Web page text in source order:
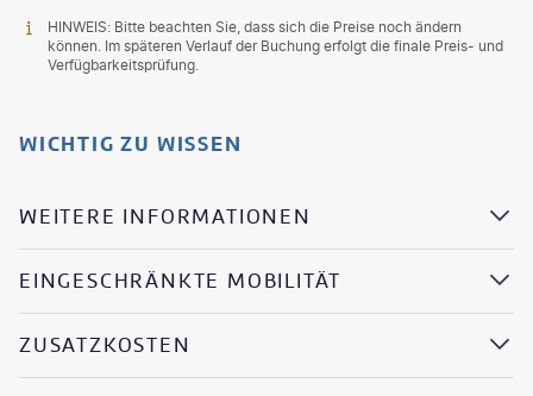
HINWEIS: Bitte beachten Sie, dass sich die Preise noch ändern
können. Im späteren Verlauf der Buchung erfolgt die finale Preis- und
Verfügbarkeitsprüfung.
WICHTIG ZU WISSEN
WEITERE INFORMATIONEN
EINGESCHRÄNKTE MOBILITÄT
ZUSATZKOSTEN